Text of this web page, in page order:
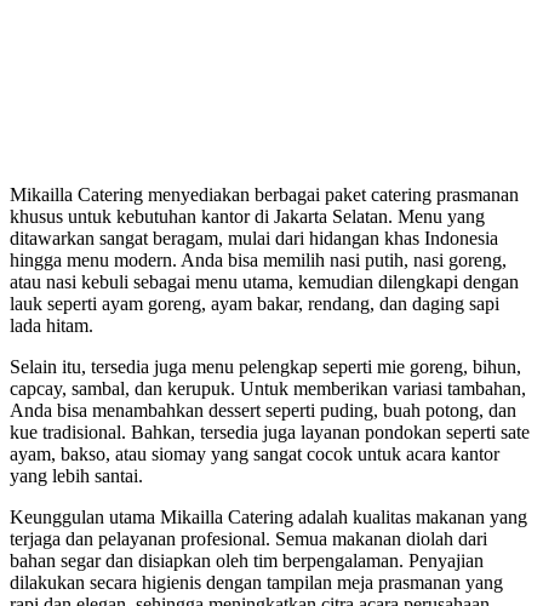
Mikailla Catering menyediakan berbagai paket catering prasmanan
khusus untuk kebutuhan kantor di Jakarta Selatan. Menu yang
ditawarkan sangat beragam, mulai dari hidangan khas Indonesia
hingga menu modern. Anda bisa memilih nasi putih, nasi goreng,
atau nasi kebuli sebagai menu utama, kemudian dilengkapi dengan
lauk seperti ayam goreng, ayam bakar, rendang, dan daging sapi
lada hitam.
Selain itu, tersedia juga menu pelengkap seperti mie goreng, bihun,
capcay, sambal, dan kerupuk. Untuk memberikan variasi tambahan,
Anda bisa menambahkan dessert seperti puding, buah potong, dan
kue tradisional. Bahkan, tersedia juga layanan pondokan seperti sate
ayam, bakso, atau siomay yang sangat cocok untuk acara kantor
yang lebih santai.
Keunggulan utama Mikailla Catering adalah kualitas makanan yang
terjaga dan pelayanan profesional. Semua makanan diolah dari
bahan segar dan disiapkan oleh tim berpengalaman. Penyajian
dilakukan secara higienis dengan tampilan meja prasmanan yang